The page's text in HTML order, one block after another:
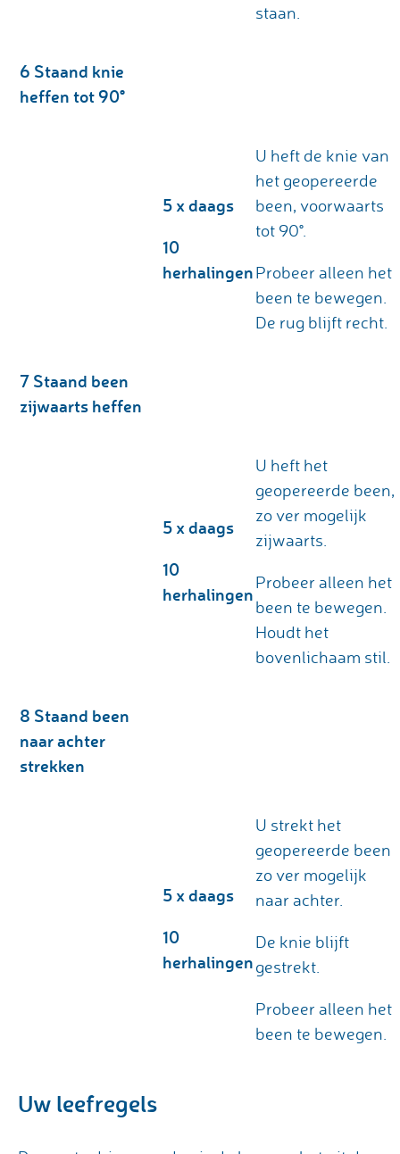
staan.
6 Staand knie
heffen tot 90°
5 x daags
10
herhalingen
U heft de knie van
het geopereerde
been, voorwaarts
tot 90°.
Probeer alleen het
been te bewegen.
De rug blijft recht.
7 Staand been
zijwaarts heffen
5 x daags
10
herhalingen
U heft het
geopereerde been,
zo ver mogelijk
zijwaarts.
Probeer alleen het
been te bewegen.
Houdt het
bovenlichaam stil.
8 Staand been
naar achter
strekken
5 x daags
10
herhalingen
U strekt het
geopereerde been
zo ver mogelijk
naar achter.
De knie blijft
gestrekt.
Probeer alleen het
been te bewegen.
Uw leefregels